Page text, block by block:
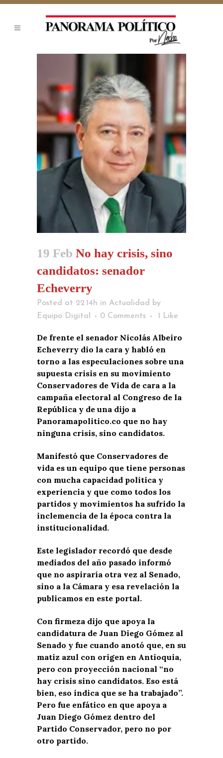
19 Feb No hay crisis, sino
candidatos: senador
Echeverry
Posted at 22:14h in Actualidad
by
Equipo Digital
0 Comments 1 Like
De frente el senador Nicolás Albeiro
Echeverry dio la cara y habló en
torno a las especulaciones sobre una
supuesta crisis en su movimiento
Conservadores de Vida de cara a la
campaña electoral al Congreso de la
República y de una dijo a
Panoramapolitico.co que no hay
ninguna crisis, sino candidatos.
Manifestó que Conservadores de
vida es un equipo que tiene personas
con mucha capacidad política y
experiencia y que como todos los
partidos y movimientos ha sufrido la
inclemencia de la época contra la
institucionalidad.
Este legislador recordó que desde
mediados del año pasado informó
que no aspiraría otra vez al Senado,
sino a la Cámara y esa revelación la
publicamos en este portal.
Con firmeza dijo que apoya la
candidatura de Juan Diego Gómez al
Senado y fue cuando anotó que, en su
matiz azul con origen en Antioquia,
pero con proyección nacional “no
hay crisis sino candidatos. Eso está
bien, eso indica que se ha trabajado”.
Pero fue enfático en que apoya a
Juan Diego Gómez dentro del
Partido Conservador, pero no por
otro partido.